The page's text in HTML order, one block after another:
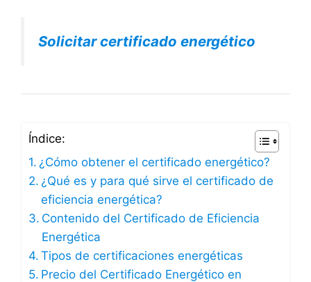
Solicitar certificado energético
Índice:
¿Cómo obtener el certificado energético?
¿Qué es y para qué sirve el certificado de
eficiencia energética?
Contenido del Certificado de Eficiencia
Energética
Tipos de certificaciones energéticas
Precio del Certificado Energético en